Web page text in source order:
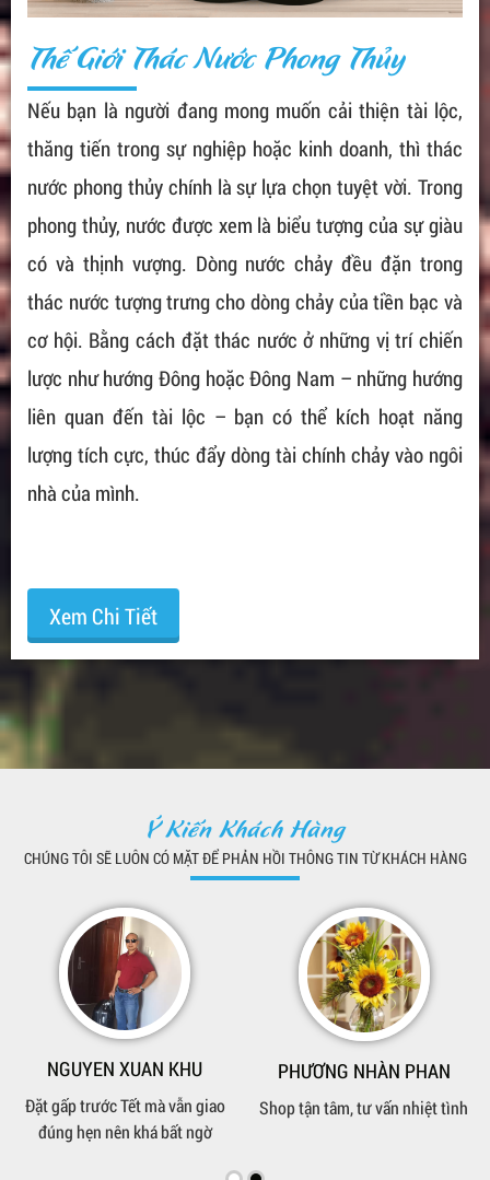
Thế Giới Thác Nước Phong Thủy
Nếu bạn là người đang mong muốn cải thiện tài lộc,
thăng tiến trong sự nghiệp hoặc kinh doanh, thì thác
nước phong thủy chính là sự lựa chọn tuyệt vời. Trong
phong thủy, nước được xem là biểu tượng của sự giàu
có và thịnh vượng. Dòng nước chảy đều đặn trong
thác nước tượng trưng cho dòng chảy của tiền bạc và
cơ hội. Bằng cách đặt thác nước ở những vị trí chiến
lược như hướng Đông hoặc Đông Nam – những hướng
liên quan đến tài lộc – bạn có thể kích hoạt năng
lượng tích cực, thúc đẩy dòng tài chính chảy vào ngôi
nhà của mình.
Xem Chi Tiết
Ý Kiến Khách Hàng
CHÚNG TÔI SẼ LUÔN CÓ MẶT ĐỂ PHẢN HỒI THÔNG TIN TỪ KHÁCH HÀNG
THÚC
hơn chỗ khác
chất liệu tốt hơn